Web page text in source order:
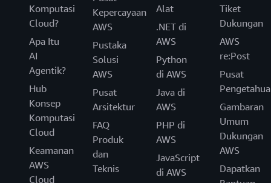
Komputasi
Cloud?
Apa Itu
AI
Agentik?
Hub
Konsep
Komputasi
Cloud
Keamanan
AWS
Cloud
Kepercayaan
AWS
Pustaka
Solusi
AWS
Pusat
Arsitektur
FAQ
Produk
dan
Teknis
Alat
.NET di
AWS
Python
di AWS
Java di
AWS
PHP di
AWS
JavaScript
di AWS
Tiket
Dukungan
AWS
re:Post
Pusat
Gambaran
Umum
Dukungan
AWS
Dapatkan